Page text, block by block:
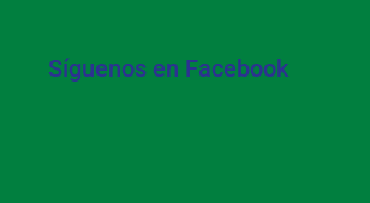
Síguenos en Facebook